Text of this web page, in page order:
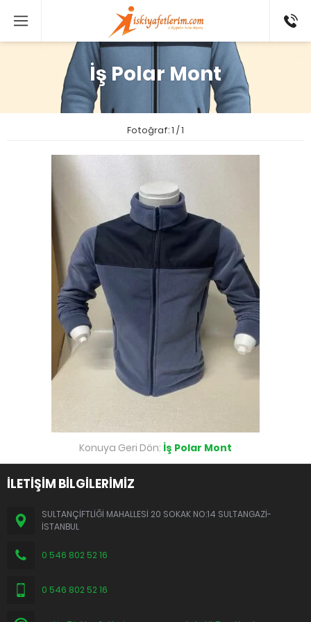
802 52
İş Polar Mont
Fotoğraf: 1 / 1
Konuya Geri Dön: İş Polar Mont
İLETİŞİM BİLGİLERİMİZ
SULTANÇİFTLİĞİ MAHALLESİ 20 SOKAK NO:14 SULTANGAZİ-
İSTANBUL
0 546 802 52 16
0 546 802 52 16